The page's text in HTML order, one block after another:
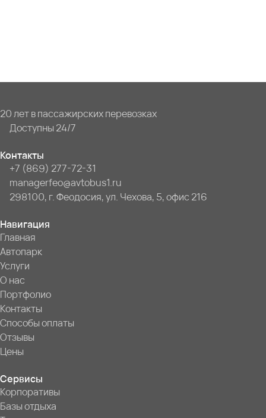
20 лет в пассажирских перевозках
Доступны 24/7
Контакты
+7 (869) 277-72-31
managerfeo@avtobus1.ru
298100, г. Феодосия, ул. Чехова, 5, офис 216
Навигация
Главная
Автопарк
Услуги
О нас
Портфолио
Контакты
Способы оплаты
Отзывы
Цены
Сервисы
Корпоративы
Базы отдыха